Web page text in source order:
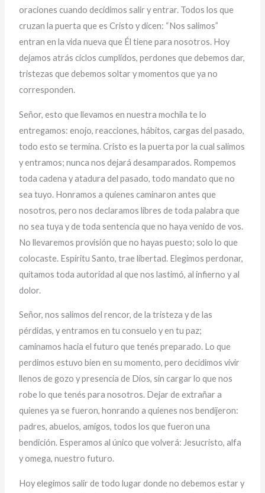
oraciones cuando decidimos salir y entrar. Todos los que
cruzan la puerta que es Cristo y dicen: “Nos salimos”
entran en la vida nueva que Él tiene para nosotros. Hoy
dejamos atrás ciclos cumplidos, perdones que debemos dar,
tristezas que debemos soltar y momentos que ya no
corresponden.
Señor, esto que llevamos en nuestra mochila te lo
entregamos: enojo, reacciones, hábitos, cargas del pasado,
todo esto se termina. Cristo es la puerta por la cual salimos
y entramos; nunca nos dejará desamparados. Rompemos
toda cadena y atadura del pasado, todo mandato que no
sea tuyo. Honramos a quienes caminaron antes que
nosotros, pero nos declaramos libres de toda palabra que
no sea tuya y de toda sentencia que no haya venido de vos.
No llevaremos provisión que no hayas puesto; solo lo que
colocaste. Espíritu Santo, trae libertad. Elegimos perdonar,
quitamos toda autoridad al que nos lastimó, al infierno y al
dolor.
Señor, nos salimos del rencor, de la tristeza y de las
pérdidas, y entramos en tu consuelo y en tu paz;
caminamos hacia el futuro que tenés preparado. Lo que
perdimos estuvo bien en su momento, pero decidimos vivir
llenos de gozo y presencia de Dios, sin cargar lo que nos
robe lo que tenés para nosotros. Dejar de extrañar a
quienes ya se fueron, honrando a quienes nos bendijeron:
padres, abuelos, amigos, todos los que fueron una
bendición. Esperamos al único que volverá: Jesucristo, alfa
y omega, nuestro futuro.
Hoy elegimos salir de todo lugar donde no debemos estar y